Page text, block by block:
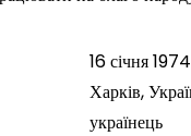
16 січня 1974
Харків,
українець